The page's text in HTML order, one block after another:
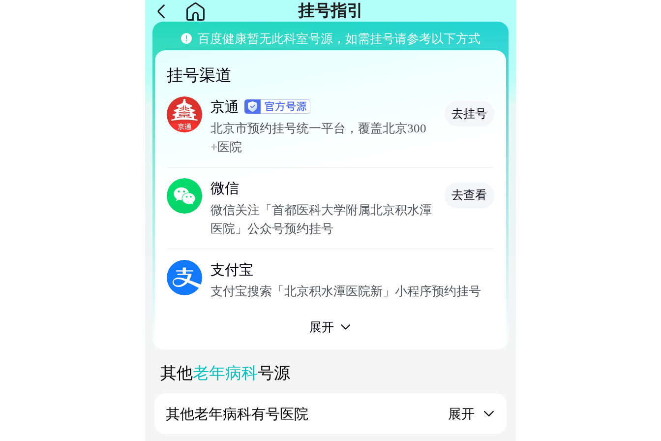
挂号指引
百度健康暂无此科室号源，如需挂号请参考以下方式
挂号渠道
京通
北京市预约挂号统一平台，覆盖北京300
+医院
去挂号
微信
微信关注「首都医科大学附属北京积水潭
医院」公众号预约挂号
去查看
支付宝
支付宝搜索「北京积水潭医院新」小程序预约挂号
展开
其他老年病科号源
其他老年病科有号医院 展开